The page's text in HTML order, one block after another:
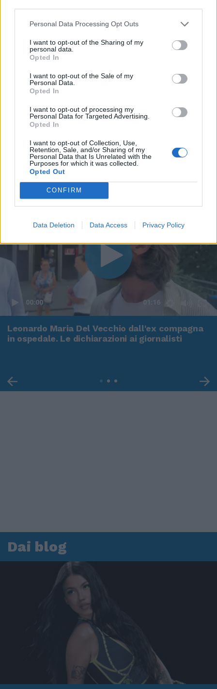
Personal Data Processing Opt Outs
I want to opt-out of the Sharing of my
personal data.
Opted In
I want to opt-out of the Sale of my
Personal Data.
Opted In
I want to opt-out of processing my
Personal Data for Targeted Advertising.
Opted In
I want to opt-out of Collection, Use,
Retention, Sale, and/or Sharing of my
Personal Data that Is Unrelated with the
Purposes for which it was collected.
Opted Out
CONFIRM
Data Deletion Data Access Privacy Policy
00:00 01:16
Leonardo Maria Del Vecchio dall'ex compagna
in ospedale. Le dichiarazioni ai giornalisti
Dai blog